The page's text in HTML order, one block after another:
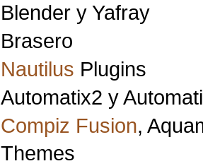
Blender y Yafray
Brasero
Nautilus Plugins
Automatix2 y
Compiz Fusion,
Themes